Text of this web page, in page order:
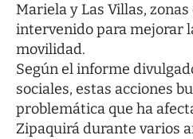
Mariela y Las Villas,
intervenido para mejorar
movilidad.
Según el informe
sociales, estas acciones
problemática que ha
Zipaquirá durante varios